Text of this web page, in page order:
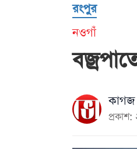
রংপুর
নওগাঁ
কাগজ